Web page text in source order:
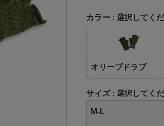
カラー 選択してく
オリーブドラブ
サイズ 選択してく
M-L